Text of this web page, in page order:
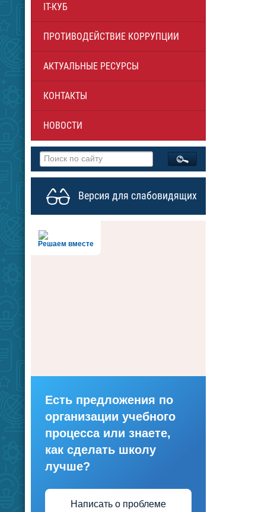
IT-КУБ
ПРОТИВОДЕЙСТВИЕ КОРРУПЦИИ
АКТУАЛЬНЫЕ РЕСУРСЫ
КОНТАКТЫ
НОВОСТИ
Версия для слабовидящих
Решаем вместе
Есть предложения по
организации учебного
процесса или знаете,
как сделать школу
лучше?
Написать о проблеме